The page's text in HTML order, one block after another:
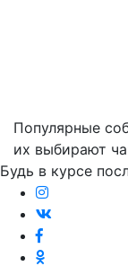
Популярные
их выбирают
Будь в курсе